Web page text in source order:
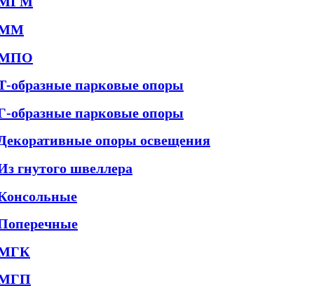
образные парковые опоры
образные парковые опоры
опоры освещения
гнутого швеллера